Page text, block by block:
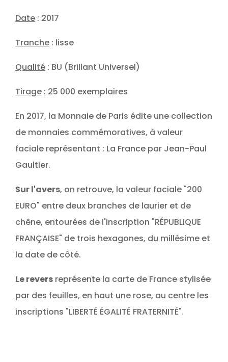
Date : 2017
Tranche : lisse
Qualité : BU (Brillant Universel)
Tirage : 25 000 exemplaires
En 2017, la Monnaie de Paris édite une collection
de monnaies commémoratives, à valeur
faciale représentant : La France par Jean-Paul
Gaultier.
Sur l'avers, on retrouve, la valeur faciale "200
EURO" entre deux branches de laurier et de
chêne, entourées de l'inscription "RÉPUBLIQUE
FRANÇAISE" de trois hexagones, du millésime et
la date de côté.
Le revers représente la carte de France stylisée
par des feuilles, en haut une rose, au centre les
inscriptions "LIBERTÉ ÉGALITÉ FRATERNITÉ".